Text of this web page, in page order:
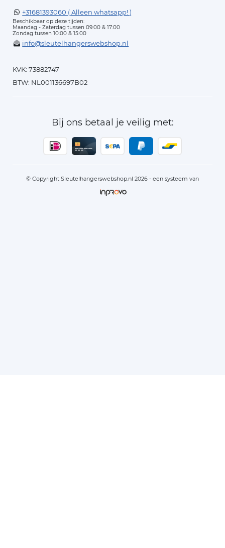
+31681393060 ( Alleen whatsapp! )
Beschikbaar op deze tijden:
Maandag - Zaterdag tussen 09:00 & 17:00
Zondag tussen 10:00 & 15:00
info@sleutelhangerswebshop.nl
KVK: 73882747
BTW: NL001136697B02
Bij ons betaal je veilig met:
© Copyright Sleutelhangerswebshop.nl 2026 - een systeem van